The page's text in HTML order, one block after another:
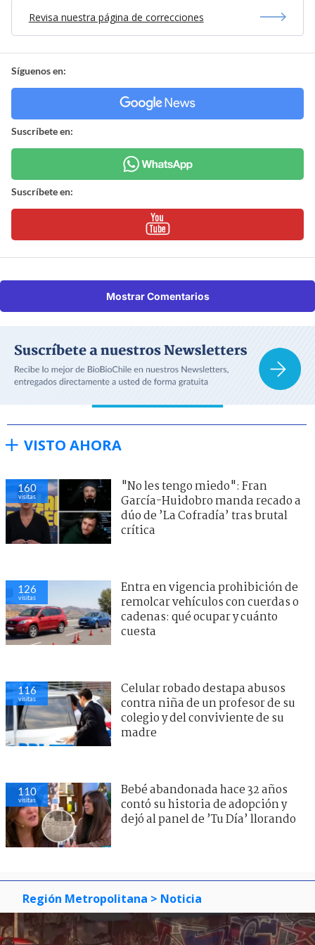
Revisa nuestra página de correcciones
Síguenos en:
Suscríbete en:
Suscríbete en:
Mostrar Comentarios
VISTO AHORA
160
visitas
"No les tengo miedo": Fran
García-Huidobro manda recado a
dúo de ’La Cofradía’ tras brutal
crítica
126
visitas
Entra en vigencia prohibición de
remolcar vehículos con cuerdas o
cadenas: qué ocupar y cuánto
cuesta
116
visitas
Celular robado destapa abusos
contra niña de un profesor de su
colegio y del conviviente de su
madre
110
visitas
Bebé abandonada hace 32 años
contó su historia de adopción y
dejó al panel de ’Tu Día’ llorando
Región Metropolitana > Noticia